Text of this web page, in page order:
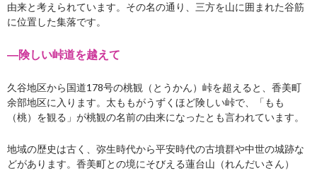
由来と考えられています。その名の通り、三方を山に囲まれた谷筋
に位置した集落です。
―険しい峠道を越えて
久谷地区から国道178号の桃観（とうかん）峠を超えると、香美町
余部地区に入ります。太ももがうずくほど険しい峠で、「もも
（桃）を観る」が桃観の名前の由来になったとも言われています。
地域の歴史は古く、弥生時代から平安時代の古墳群や中世の城跡な
どがあります。香美町との境にそびえる蓮台山（れんだいさん）